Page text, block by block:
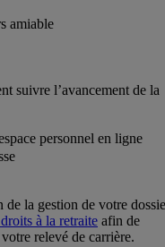
amiable
suivre l’avancement de la
personnel en ligne
la gestion de votre
à la retraite afin de
relevé de carrière.